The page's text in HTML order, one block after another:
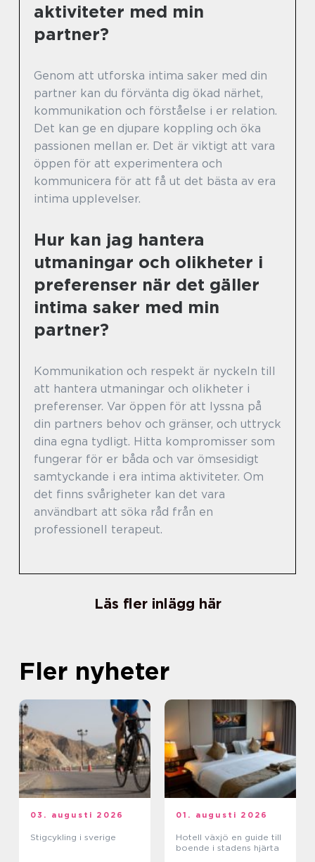
aktiviteter med min
partner?
Genom att utforska intima saker med din
partner kan du förvänta dig ökad närhet,
kommunikation och förståelse i er relation.
Det kan ge en djupare koppling och öka
passionen mellan er. Det är viktigt att vara
öppen för att experimentera och
kommunicera för att få ut det bästa av era
intima upplevelser.
Hur kan jag hantera
utmaningar och olikheter i
preferenser när det gäller
intima saker med min
partner?
Kommunikation och respekt är nyckeln till
att hantera utmaningar och olikheter i
preferenser. Var öppen för att lyssna på
din partners behov och gränser, och uttryck
dina egna tydligt. Hitta kompromisser som
fungerar för er båda och var ömsesidigt
samtyckande i era intima aktiviteter. Om
det finns svårigheter kan det vara
användbart att söka råd från en
professionell terapeut.
Läs fler inlägg här
Fler nyheter
03. augusti 2026
Stigcykling i sverige
01. augusti 2026
Hotell växjö en guide till
boende i stadens hjärta